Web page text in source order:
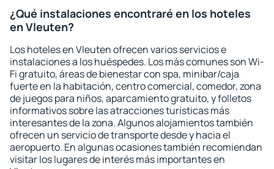
¿Qué instalaciones encontraré en los hoteles
en Vleuten?
Los hoteles en Vleuten ofrecen varios servicios e
instalaciones a los huéspedes. Los más comunes son Wi-
Fi gratuito, áreas de bienestar con spa, minibar/caja
fuerte en la habitación, centro comercial, comedor, zona
de juegos para niños, aparcamiento gratuito, y folletos
informativos sobre las atracciones turísticas más
interesantes de la zona. Algunos alojamientos también
ofrecen un servicio de transporte desde y hacia el
aeropuerto. En algunas ocasiones también recomiendan
visitar los lugares de interés más importantes en